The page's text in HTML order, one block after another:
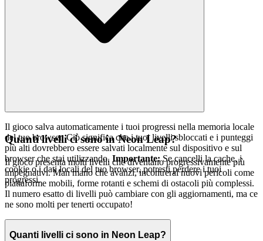
Il gioco salva automaticamente i tuoi progressi nella memoria locale
del tuo browser. Ciò significa che i tuoi livelli sbloccati e i punteggi
più alti dovrebbero essere salvati localmente sul dispositivo e sul
browser che stai utilizzando. Importante:Se cancelli la cache, i
cookie o i dati locali del tuo browser, potresti perdere i tuoi
progressi.
Quanti livelli ci sono in Neon Leap?
Il gioco presenta molti livelli che diventano progressivamente più
impegnativi. Man mano che avanzi, incontrerai nuovi pericoli come
piattaforme mobili, forme rotanti e schemi di ostacoli più complessi.
Il numero esatto di livelli può cambiare con gli aggiornamenti, ma ce
ne sono molti per tenerti occupato!
Quanti livelli ci sono in Neon Leap?